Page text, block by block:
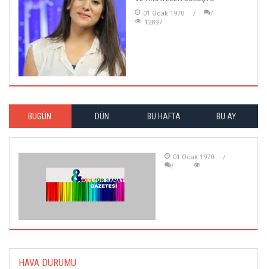
01 Ocak 1970
12897
BUGÜN DÜN BU HAFTA BU AY
01 Ocak 1970
HAVA DURUMU